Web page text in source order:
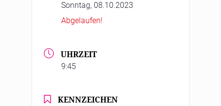
Sonntag, 08.10.2023
Abgelaufen!
UHRZEIT
9:45
KENNZEICHEN